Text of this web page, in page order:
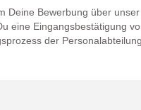
Deine Bewerbung über
eine Eingangsbestätigung
der